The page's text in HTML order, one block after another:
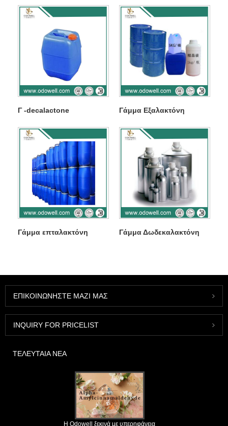
Γ -decalactone Γάμμα Εξαλακτόνη
Γάμμα επταλακτόνη Γάμμα Δωδεκαλακτόνη
ΕΠΙΚΟΙΝΩΝΉΣΤΕ ΜΑΖΊ ΜΑΣ
INQUIRY FOR PRICELIST
ΤΕΛΕΥΤΑΊΑ ΝΈΑ
Η Odowell ξεκινά με υπερηφάνεια